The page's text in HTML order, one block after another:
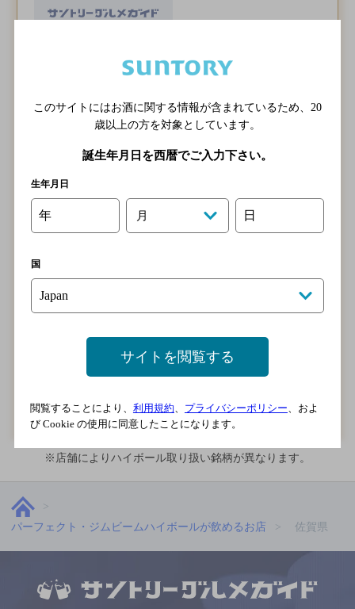
パーフェクト・ジムビームハイボールが飲めるお店 佐賀県
0952-97-6111
営業時間
定休日 毎週日曜日 祝日※不定休あり
飲み放題 個室あり クーポン
地図を表示 クーポンを表示
※店舗によりハイボール取り扱い銘柄が異なります。
このサイトにはお酒に関する情報が含まれているため、 20
歳以上の方を対象としています。
誕生年月日を西暦でご入力下さい。
生年月日
年 月 日
国
サイトを閲覧する
閲覧することにより、 利用規約 プライバシーポリシー 、およ
び Cookie の使用に同意したことになります。